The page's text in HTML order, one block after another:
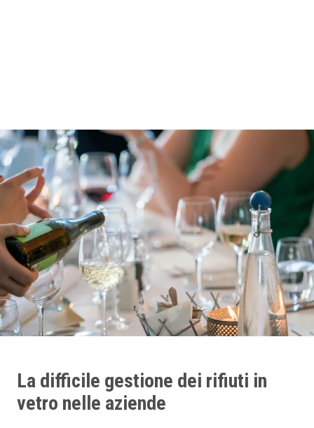
La difficile gestione dei rifiuti in
vetro nelle aziende